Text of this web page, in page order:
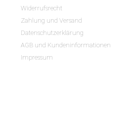
Widerrufsrecht
Zahlung und Versand
Datenschutzerklärung
AGB und Kundeninformationen
Impressum